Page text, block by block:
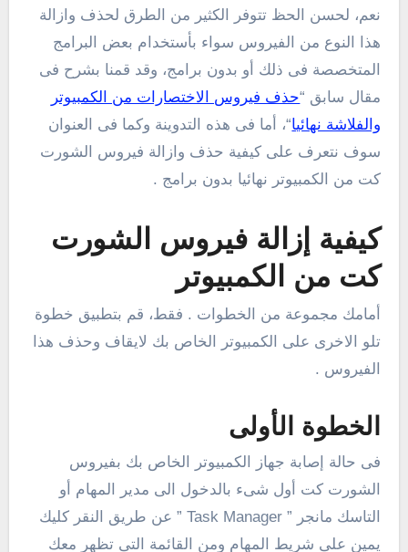
نعم، لحسن الحظ تتوفر الكثير من الطرق لحذف وازالة
هذا النوع من الفيروس سواء بأستخدام بعض البرامج
المتخصصة فى ذلك أو بدون برامج، وقد قمنا بشرح فى
مقال سابق “حذف فيروس الاختصارات من الكمبيوتر
والفلاشة نهائيا“، أما فى هذه التدوينة وكما فى العنوان
سوف نتعرف على كيفية حذف وازالة فيروس الشورت
كت من الكمبيوتر نهائيا بدون برامج .
كيفية إزالة فيروس الشورت
كت من الكمبيوتر
أمامك مجموعة من الخطوات . فقط، قم بتطبيق خطوة
تلو الاخرى على الكمبيوتر الخاص بك لايقاف وحذف هذا
الفيروس .
الخطوة الأولى
فى حالة إصابة جهاز الكمبيوتر الخاص بك بفيروس
الشورت كت أول شىء بالدخول الى مدير المهام أو
التاسك مانجر ” Task Manager ” عن طريق النقر كليك
يمين على شريط المهام ومن القائمة التى تظهر معك